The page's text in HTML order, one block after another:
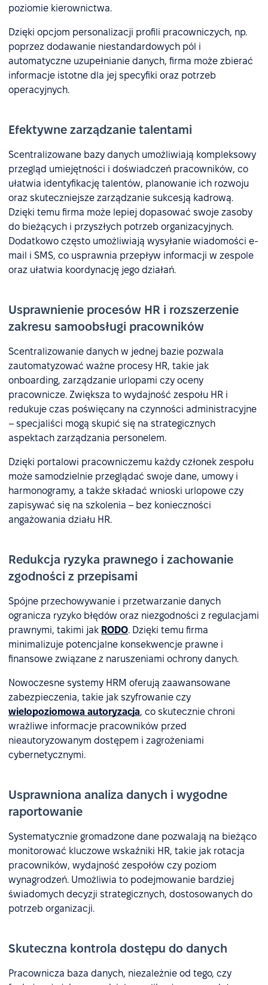
poziomie kierownictwa.
Dzięki opcjom personalizacji profili pracowniczych, np.
poprzez dodawanie niestandardowych pól i
automatyczne uzupełnianie danych, firma może zbierać
informacje istotne dla jej specyfiki oraz potrzeb
operacyjnych.
Efektywne zarządzanie talentami
Scentralizowane bazy danych umożliwiają kompleksowy
przegląd umiejętności i doświadczeń pracowników, co
ułatwia identyfikację talentów, planowanie ich rozwoju
oraz skuteczniejsze zarządzanie sukcesją kadrową.
Dzięki temu firma może lepiej dopasować swoje zasoby
do bieżących i przyszłych potrzeb organizacyjnych.
Dodatkowo często umożliwiają wysyłanie wiadomości e-
mail i SMS, co usprawnia przepływ informacji w zespole
oraz ułatwia koordynację jego działań.
Usprawnienie procesów HR i rozszerzenie
zakresu samoobsługi pracowników
Scentralizowanie danych w jednej bazie pozwala
zautomatyzować ważne procesy HR, takie jak
onboarding, zarządzanie urlopami czy oceny
pracownicze. Zwiększa to wydajność zespołu HR i
redukuje czas poświęcany na czynności administracyjne
– specjaliści mogą skupić się na strategicznych
aspektach zarządzania personelem.
Dzięki portalowi pracowniczemu każdy członek zespołu
może samodzielnie przeglądać swoje dane, umowy i
harmonogramy, a także składać wnioski urlopowe czy
zapisywać się na szkolenia – bez konieczności
angażowania działu HR.
Redukcja ryzyka prawnego i zachowanie
zgodności z przepisami
Spójne przechowywanie i przetwarzanie danych
ogranicza ryzyko błędów oraz niezgodności z regulacjami
prawnymi, takimi jak RODO. Dzięki temu firma
minimalizuje potencjalne konsekwencje prawne i
finansowe związane z naruszeniami ochrony danych.
Nowoczesne systemy HRM oferują zaawansowane
zabezpieczenia, takie jak szyfrowanie czy
wielopoziomowa autoryzacja, co skutecznie chroni
wrażliwe informacje pracowników przed
nieautoryzowanym dostępem i zagrożeniami
cybernetycznymi.
Usprawniona analiza danych i wygodne
raportowanie
Systematycznie gromadzone dane pozwalają na bieżąco
monitorować kluczowe wskaźniki HR, takie jak rotacja
pracowników, wydajność zespołów czy poziom
wynagrodzeń. Umożliwia to podejmowanie bardziej
świadomych decyzji strategicznych, dostosowanych do
potrzeb organizacji.
Skuteczna kontrola dostępu do danych
Pracownicza baza danych, niezależnie od tego, czy